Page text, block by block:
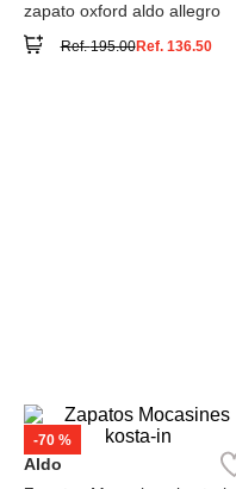
zapato oxford aldo allegro
Ref.195.00Ref. 136.50
-70 %
Aldo